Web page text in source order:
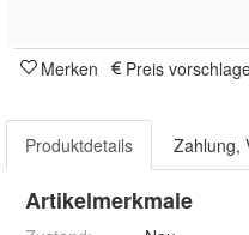
Merken Preis
Produktdetails Zahlung,
Artikelmerkmale